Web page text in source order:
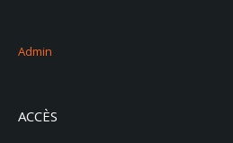
Admin
ACCÈS